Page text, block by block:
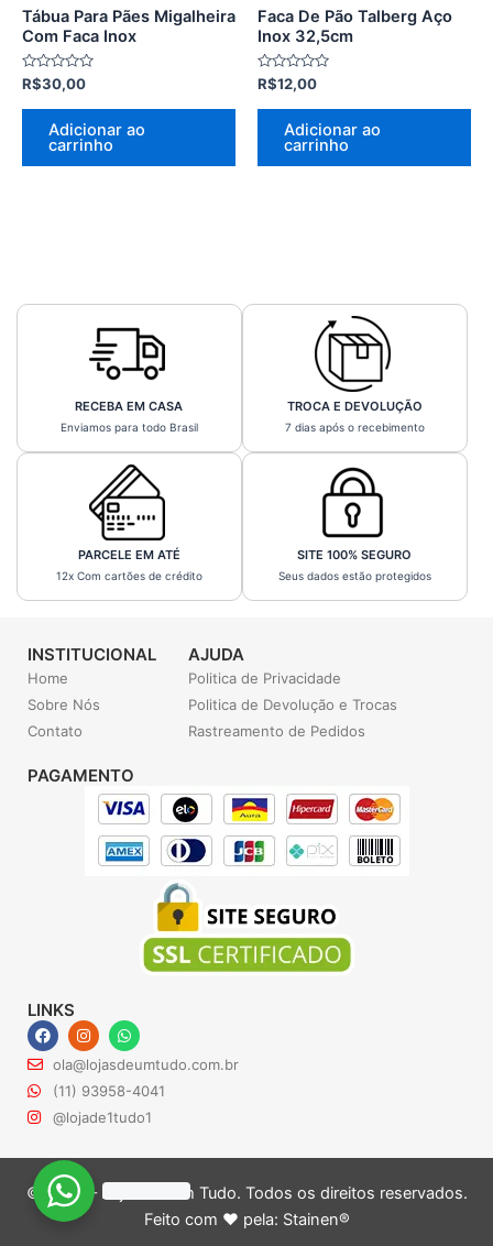
Tábua Para Pães Migalheira
Com Faca Inox
Avaliação
de
R$30,00
Adicionar ao
carrinho
Faca De Pão Talberg Aço
Inox 32,5cm
Avaliação
de
R$12,00
Adicionar ao
carrinho
RECEBA EM CASA
Enviamos para todo Brasil
TROCA E DEVOLUÇÃO
7 dias após o recebimento
PARCELE EM ATÉ
12x Com cartões de crédito
SITE 100% SEGURO
Seus dados estão protegidos
INSTITUCIONAL
Home
Sobre Nós
Contato
AJUDA
Politica de Privacidade
Politica de Devolução e Trocas
Rastreamento de Pedidos
PAGAMENTO
LINKS
F
a
c
e
o
I
n
s
t
a
r
W
h
a
t
s
p
ola@lojasdeumtudo.com.br
(11) 93958-4041
@lojade1tudo1
© 2024 – Lojas de Um Tudo. Todos os direitos reservados.
Feito com ♥ pela: Stainen®